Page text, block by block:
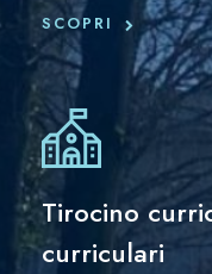
SCOPRI
Tirocino
curriculari